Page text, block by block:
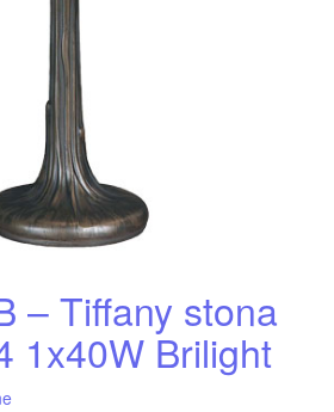
– Tiffany stona
1x40W Brilight